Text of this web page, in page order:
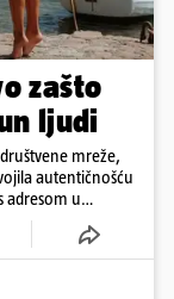
zašto
ljudi
mreže,
autentičnošću
adresom u
energije